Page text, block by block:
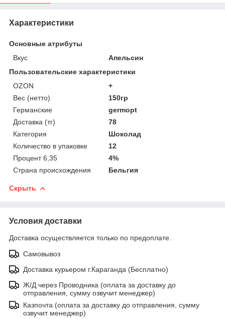
Характеристики
Основные атрибуты
Вкус
Апельсин
Пользовательские характеристики
OZON
+
Вес (нетто)
150гр
Германские
germopt
Доставка (тг)
78
Категория
Шоколад
Количество в упаковке
12
Процент 6,35
4%
Страна происхождения
Бельгия
Скрыть
Условия доставки
Доставка осуществляется только по предоплате.
Самовывоз
Доставка курьером г.Караганда (Бесплатно)
Ж/Д через Проводника (оплата за доставку до
отправления, сумму озвучит менеджер)
Казпочта (оплата за доставку до отправления, сумму
озвучит менеджер)